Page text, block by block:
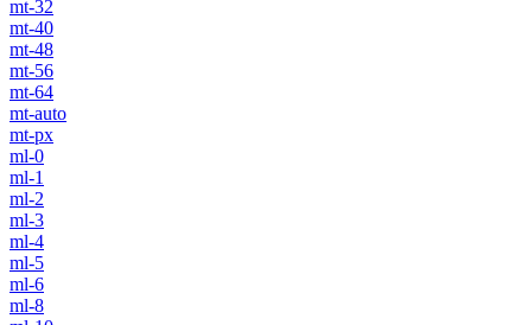
mt-32
mt-40
mt-48
mt-56
mt-64
mt-auto
mt-px
ml-0
ml-1
ml-2
ml-3
ml-4
ml-5
ml-6
ml-8